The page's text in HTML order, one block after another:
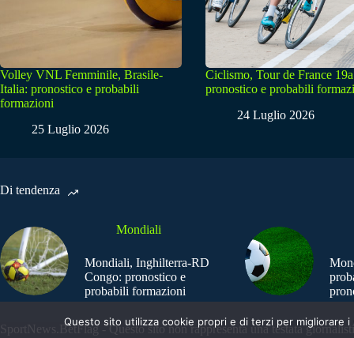
Volley VNL Femminile, Brasile-
Italia: pronostico e probabili
formazioni
25 Luglio 2026
Ciclismo, Tour de France
pronostico e probabili
24 Luglio 2026
Di tendenza
Mondiali
Mondiali, Inghilterra-RD
Congo: pronostico e
probabili formazioni
SportNews.BetFlag - Questo sito non rappresenta una testata
Questo sito utilizza cookie propri e di terzi per migliorare